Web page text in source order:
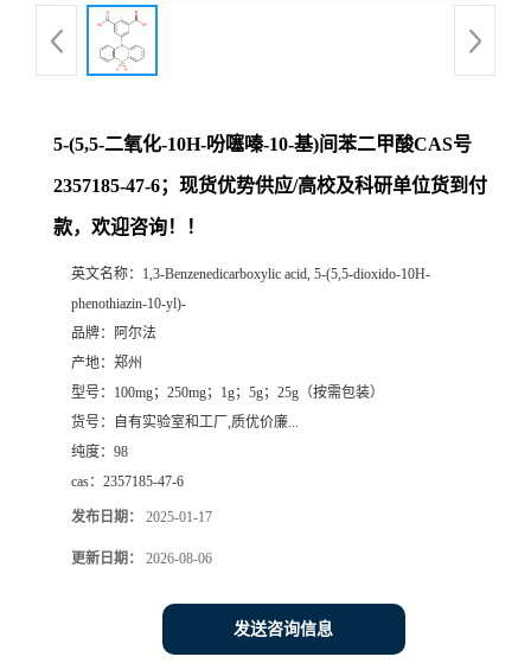
厅5-(5,5-二氧化-10H-吩噻嗪-10-基)间苯二甲酸CAS号
2357185-47-6；现货优势供应/高校及科研单位货到付
款，欢迎咨询！！
英文名称： 1,3-Benzenedicarboxylic acid, 5-(5,5-dioxido-10H-
phenothiazin-10-yl)-
品牌：
阿尔法
产地： 郑州
型号： 100mg；250mg；1g；5g；25g（按需包装）
货号：
自有实验室和工厂,质优价廉...
纯度： 98
cas： 2357185-47-6
发布日期： 2025-01-17
更新日期： 2026-08-06
发送咨询信息